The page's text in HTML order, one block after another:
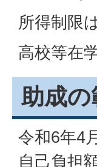
所得制限
高校等在
助成の
令和6年4
自己負担